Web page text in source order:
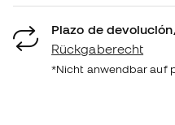
Plazo de
Rückgaberecht
*Nicht anwendbar auf